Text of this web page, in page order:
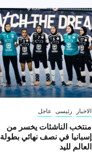
الاخبار رئيسى عاجل
منتخب الناشئات يخسر من
إسبانيا في نصف نهائي بطولة
العالم لليد